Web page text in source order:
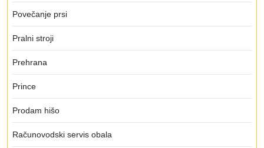
Povečanje prsi
Pralni stroji
Prehrana
Prince
Prodam hišo
Računovodski servis obala